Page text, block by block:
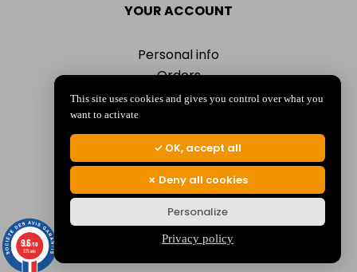
YOUR ACCOUNT
Personal info
Orders
Addresses
My alerts
© 2026 La Jocondienne
Politique de confidentialité
This site uses cookies and gives you control over what you
want to activate
OK, accept all
Deny all cookies
Personalize
Privacy policy
9.6/10
375 avis